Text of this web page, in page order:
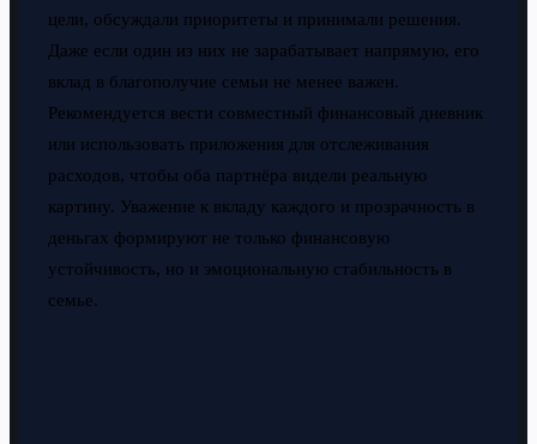
цели, обсуждали приоритеты и принимали решения.
Даже если один из них не зарабатывает напрямую, его
вклад в благополучие семьи не менее важен.
Рекомендуется вести совместный финансовый дневник
или использовать приложения для отслеживания
расходов, чтобы оба партнёра видели реальную
картину. Уважение к вкладу каждого и прозрачность в
деньгах формируют не только финансовую
устойчивость, но и эмоциональную стабильность в
семье.